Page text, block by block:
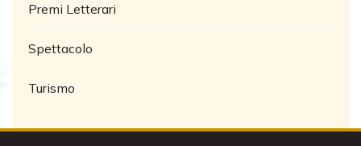
Premi Letterari
Spettacolo
Turismo